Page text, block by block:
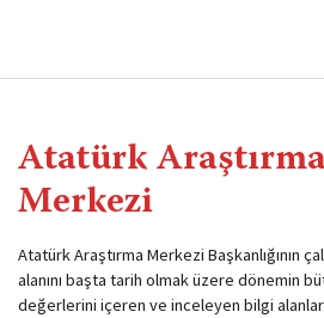
Atatürk
Merkezi
Atatürk Araştırma Merkezi Başkanlığının
alanını başta tarih olmak üzere dönemin
değerlerini içeren ve inceleyen bilgi